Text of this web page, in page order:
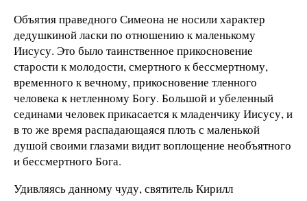
Объятия праведного Симеона не носили характер
дедушкиной ласки по отношению к маленькому
Иисусу. Это было таинственное прикосновение
старости к молодости, смертного к бессмертному,
временного к вечному, прикосновение тленного
человека к нетленному Богу. Большой и убеленный
сединами человек прикасается к младенчику Иисусу, и
в то же время распадающаяся плоть с маленькой
душой своими глазами видит воплощение необъятного
и бессмертного Бога.
Удивляясь данному чуду, святитель Кирилл